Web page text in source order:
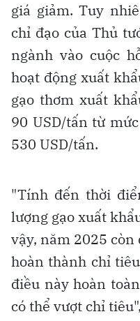
giá giảm. Tuy
chỉ đạo của Thủ
ngành vào cuộc
hoạt động xuất
gạo thơm xuất
90 USD/tấn từ
530 USD/tấn.
"Tính đến thời
lượng gạo xuất
vậy, năm 2025
hoàn thành chỉ
điều này hoàn
có thể vượt chỉ